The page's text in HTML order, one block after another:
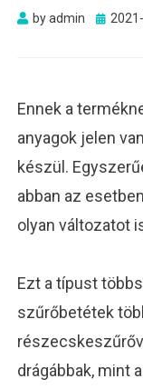
byadmin
Posted
Ennek a
anyagok jelen
készül.
abban az
olyan változatot
Ezt a típust
szűrőbetétek
drágábbak, mint